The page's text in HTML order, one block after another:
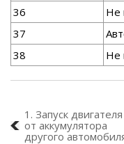
36
Не
37
38
Не
1. Запуск двигателя
от аккумулятора
другого